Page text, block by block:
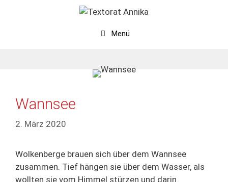
Menü
Wannsee
2. März 2020
Wolkenberge brauen sich über dem Wannsee
zusammen. Tief hängen sie über dem Wasser, als
wollten sie vom Himmel stürzen und darin